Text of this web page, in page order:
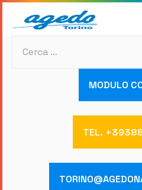
MODULO
TEL.